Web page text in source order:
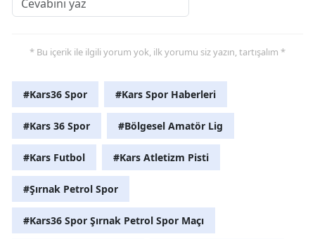
* Bu içerik ile ilgili yorum yok, ilk yorumu siz yazın, tartışalım *
#Kars36 Spor #Kars Spor Haberleri
#Kars 36 Spor #Bölgesel Amatör Lig
#Kars Futbol #Kars Atletizm Pisti
#Şırnak Petrol Spor
#Kars36 Spor Şırnak Petrol Spor Maçı